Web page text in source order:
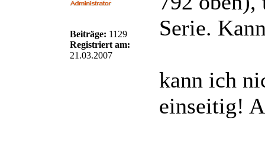
Beiträge: 1129
Registriert am:
21.03.2007
Serie.
kann ich
einseitig!